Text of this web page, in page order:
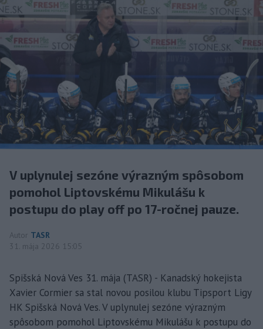
V uplynulej sezóne výrazným spôsobom
pomohol Liptovskému Mikulášu k
postupu do play off po 17-ročnej pauze.
Autor TASR
31. mája 2026 15:05
Spišská Nová Ves 31. mája (TASR) - Kanadský hokejista
Xavier Cormier sa stal novou posilou klubu Tipsport Ligy
HK Spišská Nová Ves. V uplynulej sezóne výrazným
spôsobom pomohol Liptovskému Mikulášu k postupu do